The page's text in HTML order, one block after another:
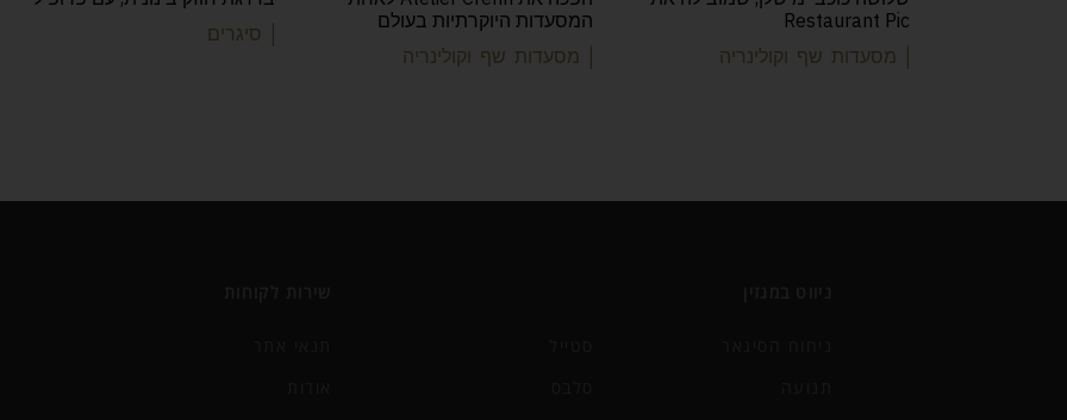
Restaurant Pic
| מסעדות שף וקולינריה
המסעדות היוקרתיות בעולם
| מסעדות שף וקולינריה
| סיגרים